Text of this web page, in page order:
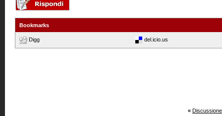
Bookmarks
Digg del.icio.us
«